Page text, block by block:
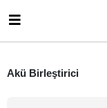
Akü Birleştirici